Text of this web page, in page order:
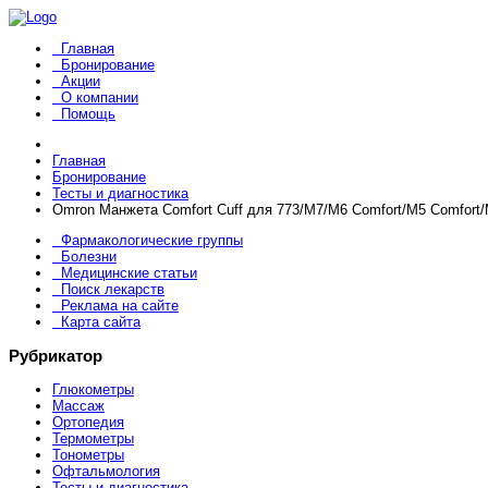
Главная
Бронирование
Акции
О компании
Помощь
Главная
Бронирование
Тесты и диагностика
Omron Манжета Comfort Cuff для 773/М7/M6 Comfort/M5 Comfort/
Фармакологические группы
Болезни
Медицинские статьи
Поиск лекарств
Реклама на сайте
Карта сайта
Рубрикатор
Глюкометры
Массаж
Ортопедия
Термометры
Тонометры
Офтальмология